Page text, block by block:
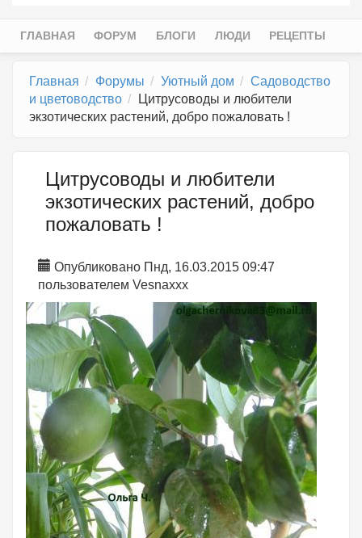
Главное меню
ГЛАВНАЯ ФОРУМ БЛОГИ ЛЮДИ РЕЦЕПТЫ
Главная Форумы Уютный дом
Садоводство
и цветоводство
Цитрусоводы и любители
экзотических растений, добро пожаловать !
Цитрусоводы и любители
экзотических растений, добро
пожаловать !
Опубликовано Пнд, 16.03.2015 09:47
пользователем Vesnaxxx